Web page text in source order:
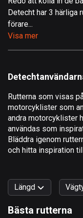
Åland
Algeriet
1 rutt
Andorra
62 rutter
Angola
1 rutt
Antigua och
Detecht har 3 härliga
förare...
Visa mer
Rutterna som visas
motorcyklister som
andra motorcyklister
användas som
Bläddra igenom
och hitta inspiration
Längd
Bästa rutterna